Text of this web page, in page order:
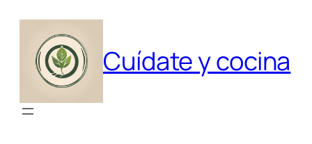
contenido
Cuídate y cocina